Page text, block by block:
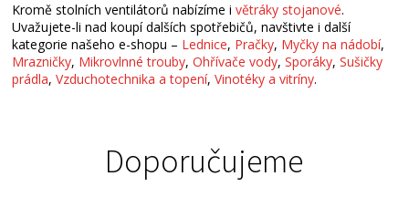
Kromě stolních ventilátorů nabízíme ivětráky stojanové.
Uvažujete-li nad koupí dalších spotřebičů, navštivte i další
kategorie našeho e-shopu – Lednice, Pračky, Myčky na nádobí,
Mrazničky, Mikrovlnné trouby,Ohřívače vody,Sporáky,Sušičky
prádla,Vzduchotechnika a topení,Vinotéky a vitríny.
Doporučujeme